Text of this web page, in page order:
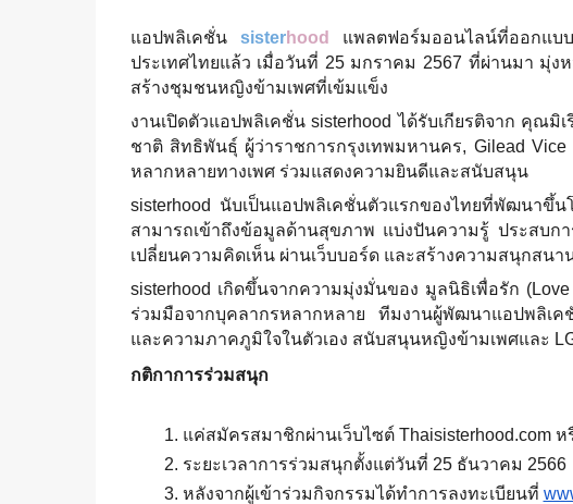
แอปพลิเคชั่น sisterhood
แพลตฟอร์มออนไลน์ที่ออกแบบ
ประเทศไทยแล้ว เมื่อวันที่ 25 มกราคม 2567 ที่ผ่านมา มุ่
สร้างชุมชนหญิงข้ามเพศที่เข้มแข็ง
งานเปิดตัวแอปพลิเคชั่น sisterhood ได้รับเกียรติจาก คุณมิ
ชาติ สิทธิพันธุ์ ผู้ว่าราชการกรุงเทพมหานคร, Gilead
หลากหลายทางเพศ ร่วมแสดงความยินดีและสนับสนุน
sisterhood นับเป็นแอปพลิเคชั่นตัวแรกของไทยที่พัฒนาขึ้
สามารถเข้าถึงข้อมูลด้านสุขภาพ แบ่งปันความรู้ ประสบ
เปลี่ยนความคิดเห็น ผ่านเว็บบอร์ด และสร้างความสนุกสน
sisterhood เกิดขึ้นจากความมุ่งมั่นของ มูลนิธิเพื่อรัก
ร่วมมือจากบุคลากรหลากหลาย ทีมงานผู้พัฒนาแอปพลิเ
และความภาคภูมิใจในตัวเอง สนับสนุนหญิงข้ามเพศและ
กติกาการร่วมสนุก
แค่สมัครสมาชิกผ่านเว็บไซต์
ระยะเวลาการร่วมสนุกตั้งแต่วันที่ 25 ธันวาคม 2566
หลังจากผู้เข้าร่วมกิจกรรมได้ทำการลงทะเบียนที่